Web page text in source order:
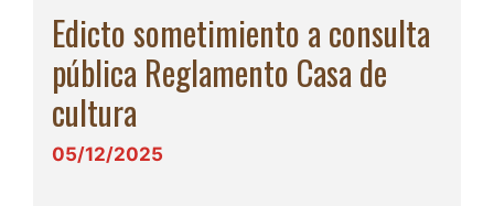
Edicto sometimiento a consulta
pública Reglamento Casa de
cultura
05/12/2025